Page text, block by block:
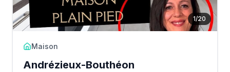
1/20
Maison
Andrézieux-Bouthéon